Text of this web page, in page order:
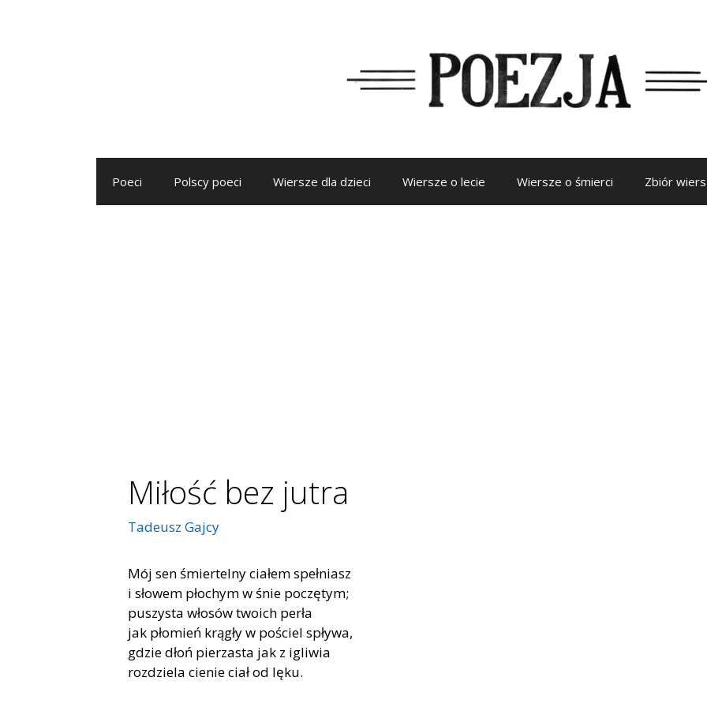
Poeci Polscy poeci Wiersze dla dzieci Wiersze o lecie Wiersze o śmierci Zbiór
Miłość bez jutra
Tadeusz Gajcy
Mój sen śmier­tel­ny cia­łem speł­niasz
i sło­wem pło­chym w śnie po­czę­tym;
pu­szy­sta wło­sów two­ich per­ła
jak pło­mień krą­gły w po­ściel spły­wa,
gdzie dłoń pie­rza­sta jak z igli­wia
roz­dzie­la cie­nie ciał od lęku.